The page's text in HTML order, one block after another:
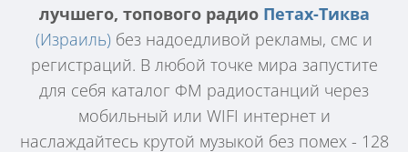
лучшего, топового радио Петах-Тиква
(Израиль) без надоедливой рекламы, смс и
регистраций. В любой точке мира запустите
для себя каталог ФМ радиостанций через
мобильный или WIFI интернет и
наслаждайтесь крутой музыкой без помех - 128